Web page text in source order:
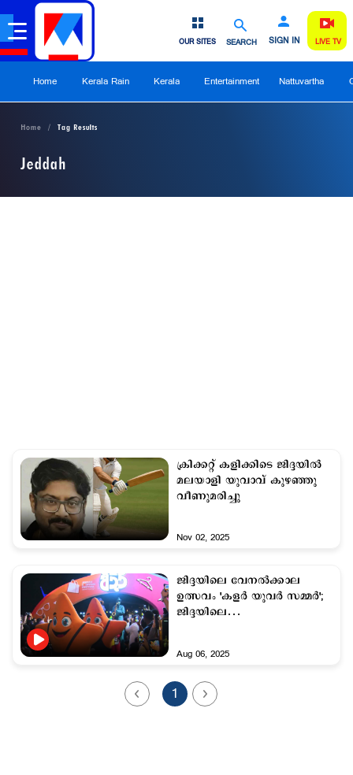
SEARCH SIGN IN
OUR SITES LIVE TV
Home Kerala Rain Kerala Entertainment Nattuvartha
Home Tag Results
Jeddah
ക്രിക്കറ്റ് കളിക്കിടെ ജിദ്ദയില്‍
മലയാളി യുവാവ് കുഴഞ്ഞു
വീണുമരിച്ചു
Nov 02, 2025
ജിദ്ദയിലെ വേനല്‍ക്കാല
ഉത്സവം 'കളര്‍ യുവര്‍ സമ്മര്‍';
ജിദ്ദയിലെ
Aug 06, 2025
1